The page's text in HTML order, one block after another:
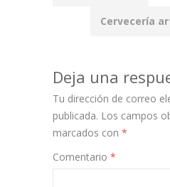
navigationCervecería
Deja una
Tu dirección de correo
publicada. Los campos
marcados con *
Comentario *